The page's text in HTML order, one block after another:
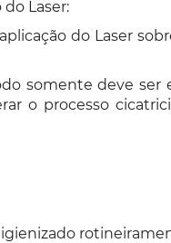
do Laser:
do Laser
somente deve ser
o processo